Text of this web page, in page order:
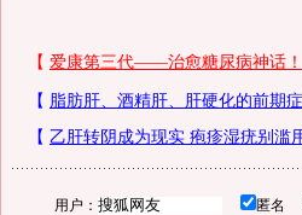
用户： 匿名